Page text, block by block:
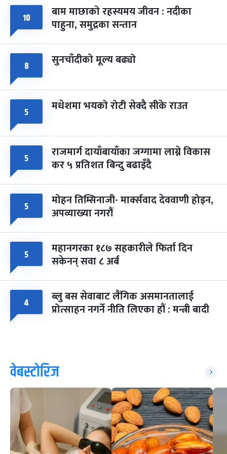
८
सोम
फागुपूर्णिमा
चैत्र ८, २०८३-Mar 22, 2027
७ महिना बाँकी
१० बाम माछाको रहस्यमय जीवन : नदीका
पाहुना, समुद्रका सन्तान
८ सुनचाँदीको मूल्य बढ्यो
५ मधेशमा भयको रोटी सेक्दै सीके राउत
५ राजमार्ग दायाँबायाँका जग्गामा लाग्ने विकास
कर ५ प्रतिशत बिन्दु बढाइँदै
५ मोहन तिम्सिनाजी- मार्क्सवाद देववाणी होइन,
अपव्याख्या नगरौं
५ महानगरका १८७ सहकारीले फिर्ता दिन
सकेनन् सवा ८ अर्ब
४ ब्लु बस सेवाबाट लैंगिक असमानतालाई
प्रोत्साहन नगर्ने नीति लिएका हौं : मन्त्री बादी
वेबस्टोरिज